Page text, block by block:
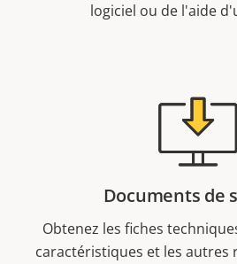
logiciel ou de l'aide
Documents de
Obtenez les fiches
caractéristiques et les autres